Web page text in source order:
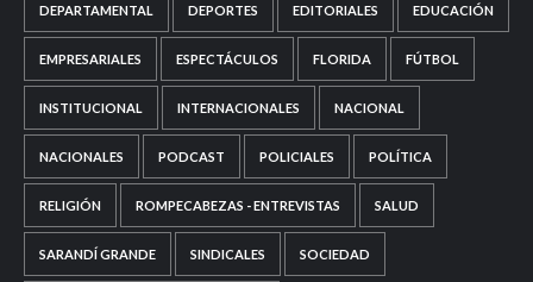
DEPARTAMENTAL DEPORTES EDITORIALES EDUCACIÓN
EMPRESARIALES ESPECTÁCULOS FLORIDA FÚTBOL
INSTITUCIONAL INTERNACIONALES NACIONAL
NACIONALES PODCAST POLICIALES POLÍTICA
RELIGIÓN ROMPECABEZAS - ENTREVISTAS SALUD
SARANDÍ GRANDE SINDICALES SOCIEDAD